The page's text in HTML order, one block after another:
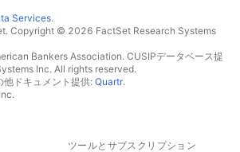
Services.
Copyright © 2026 FactSet Research Systems
Bankers Association. CUSIPデータベース提
Inc. All rights reserved.
他ドキュメント提供: Quartr.
ツールとサブスクリプション